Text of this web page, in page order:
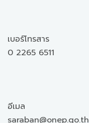
เบอร์โทรสาร
0 2265 6511
อีเมล
saraban@onep.go.th